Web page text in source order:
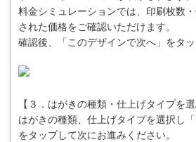
料金シミュレーションでは、印刷枚数
された価格をご確認いただけます。
確認後、「このデザインで次へ」をタッ
【３．はがきの種類・仕上げタイプを選
はがきの種類、仕上げタイプを選択し「
をタップして次にお進みください。